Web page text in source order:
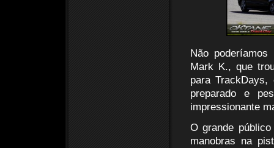
Não
Mark K., que
para
preparado e
impressionante
O grande
manobras na